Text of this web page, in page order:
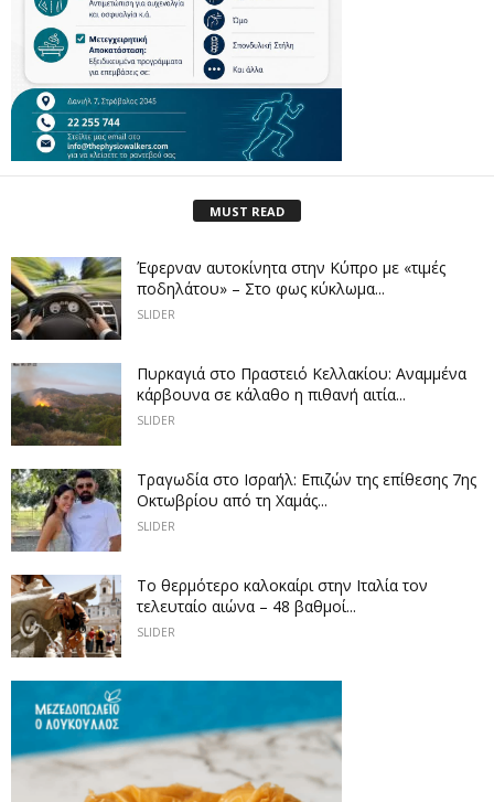
MUST READ
Έφερναν αυτοκίνητα στην Κύπρο με «τιμές
ποδηλάτου» – Στο φως κύκλωμα...
SLIDER
Πυρκαγιά στο Πραστειό Κελλακίου: Αναμμένα
κάρβουνα σε κάλαθο η πιθανή αιτία...
SLIDER
Τραγωδία στο Ισραήλ: Επιζών της επίθεσης 7ης
Οκτωβρίου από τη Χαμάς...
SLIDER
Το θερμότερο καλοκαίρι στην Ιταλία τον
τελευταίο αιώνα – 48 βαθμοί...
SLIDER